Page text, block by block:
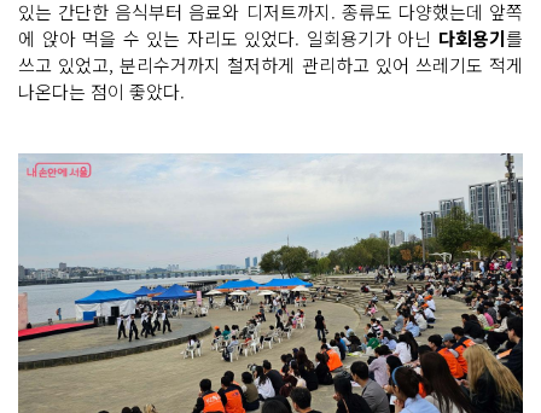
있는 간단한 음식부터 음료와 디저트까지. 종류도 다양했는데 앞쪽
에 앉아 먹을 수 있는 자리도 있었다. 일회용기가 아닌 다회용기를
쓰고 있었고, 분리수거까지 철저하게 관리하고 있어 쓰레기도 적게
나온다는 점이 좋았다.